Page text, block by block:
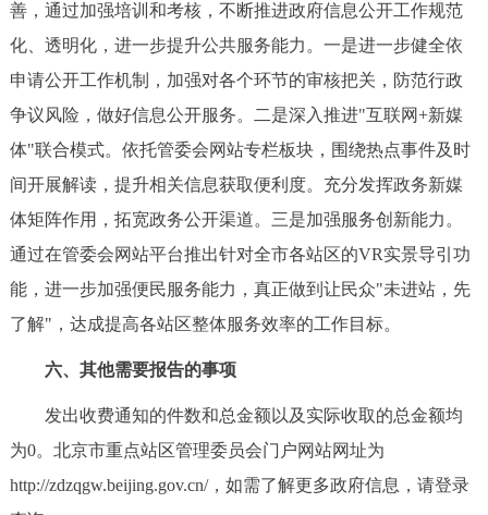
善，通过加强培训和考核，不断推进政府信息公开工作规范
化、透明化，进一步提升公共服务能力。一是进一步健全依
申请公开工作机制，加强对各个环节的审核把关，防范行政
争议风险，做好信息公开服务。二是深入推进"互联网+新媒
体"联合模式。依托管委会网站专栏板块，围绕热点事件及时
间开展解读，提升相关信息获取便利度。充分发挥政务新媒
体矩阵作用，拓宽政务公开渠道。三是加强服务创新能力。
通过在管委会网站平台推出针对全市各站区的VR实景导引功
能，进一步加强便民服务能力，真正做到让民众"未进站，先
了解"，达成提高各站区整体服务效率的工作目标。
六、其他需要报告的事项
发出收费通知的件数和总金额以及实际收取的总金额均
为0。北京市重点站区管理委员会门户网站网址为
http://zdzqgw.beijing.gov.cn/，如需了解更多政府信息，请登录